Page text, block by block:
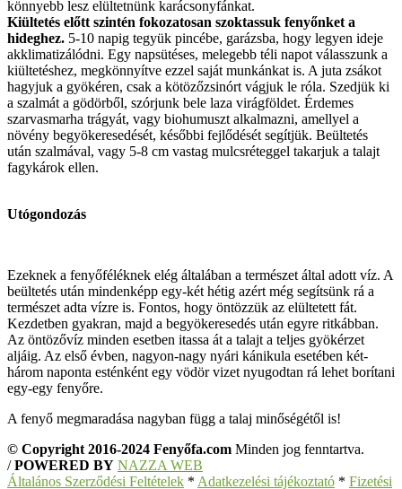
könnyebb lesz elültetnünk karácsonyfánkat.
Kiültetés előtt szintén fokozatosan szoktassuk fenyőnket a
hideghez. 5-10 napig tegyük pincébe, garázsba, hogy legyen ideje
akklimatizálódni. Egy napsütéses, melegebb téli napot válasszunk a
kiültetéshez, megkönnyítve ezzel saját munkánkat is. A juta zsákot
hagyjuk a gyökéren, csak a kötözőzsinórt vágjuk le róla. Szedjük ki
a szalmát a gödörből, szórjunk bele laza virágföldet. Érdemes
szarvasmarha trágyát, vagy biohumuszt alkalmazni, amellyel a
növény begyökeresedését, későbbi fejlődését segítjük. Beültetés
után szalmával, vagy 5-8 cm vastag mulcsréteggel takarjuk a talajt
fagykárok ellen.
Utógondozás
Ezeknek a fenyőféléknek elég általában a természet által adott víz. A
beültetés után mindenképp egy-két hétig azért még segítsünk rá a
természet adta vízre is. Fontos, hogy öntözzük az elültetett fát.
Kezdetben gyakran, majd a begyökeresedés után egyre ritkábban.
Az öntözővíz minden esetben itassa át a talajt a teljes gyökérzet
aljáig. Az első évben, nagyon-nagy nyári kánikula esetében két-
három naponta esténként egy vödör vizet nyugodtan rá lehet borítani
egy-egy fenyőre.
A fenyő megmaradása nagyban függ a talaj minőségétől is!
© Copyright 2016-2024 Fenyőfa.com Minden jog fenntartva.
/POWERED BY NAZZA WEB
Általános Szerződési Feltételek * Adatkezelési tájékoztató * Fizetési